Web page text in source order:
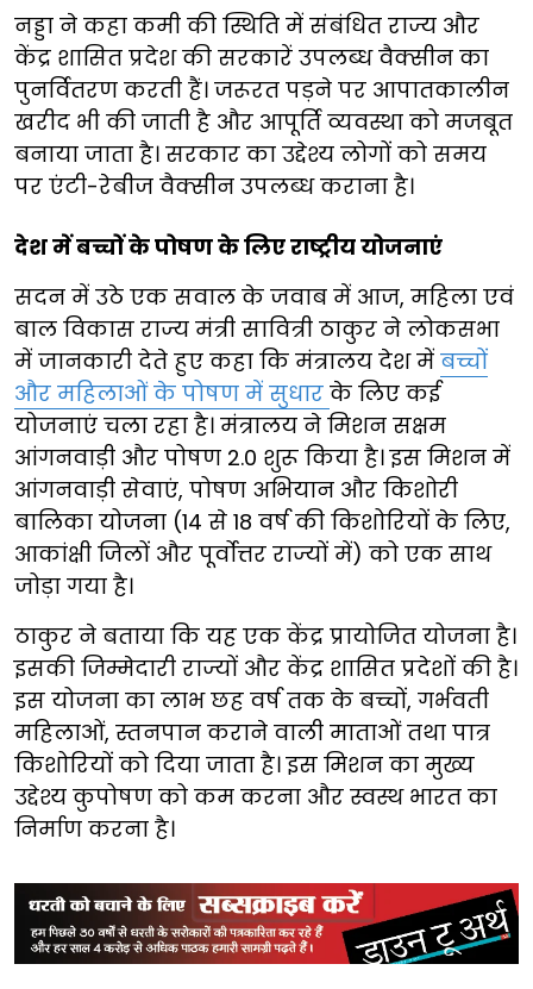
नड्डा ने कहा कमी की स्थिति में संबंधित राज्य और
केंद्र शासित प्रदेश की सरकारें उपलब्ध वैक्सीन का
पुनर्वितरण करती हैं। जरूरत पड़ने पर आपातकालीन
खरीद भी की जाती है और आपूर्ति व्यवस्था को मजबूत
बनाया जाता है। सरकार का उद्देश्य लोगों को समय
पर एंटी-रेबीज वैक्सीन उपलब्ध कराना है।
देश में बच्चों के पोषण के लिए राष्ट्रीय योजनाएं
सदन में उठे एक सवाल के जवाब में आज, महिला एवं
बाल विकास राज्य मंत्री सावित्री ठाकुर ने लोकसभा
में जानकारी देते हुए कहा कि मंत्रालय देश में बच्चों
और महिलाओं के पोषण में सुधार के लिए कई
योजनाएं चला रहा है। मंत्रालय ने मिशन सक्षम
आंगनवाड़ी और पोषण 2.0 शुरू किया है। इस मिशन में
आंगनवाड़ी सेवाएं, पोषण अभियान और किशोरी
बालिका योजना (14 से 18 वर्ष की किशोरियों के लिए,
आकांक्षी जिलों और पूर्वोत्तर राज्यों में) को एक साथ
जोड़ा गया है।
ठाकुर ने बताया कि यह एक केंद्र प्रायोजित योजना है।
इसकी जिम्मेदारी राज्यों और केंद्र शासित प्रदेशों की है।
इस योजना का लाभ छह वर्ष तक के बच्चों, गर्भवती
महिलाओं, स्तनपान कराने वाली माताओं तथा पात्र
किशोरियों को दिया जाता है। इस मिशन का मुख्य
उद्देश्य कुपोषण को कम करना और स्वस्थ भारत का
निर्माण करना है।